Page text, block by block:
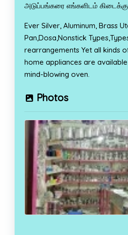
அடுப்பங்கரை எங்களிடம்
Ever Silver, Aluminum, Brass
Pan,Dosa,Nonstick
rearrangements Yet all kinds
home appliances are
mind-blowing oven.
Photos